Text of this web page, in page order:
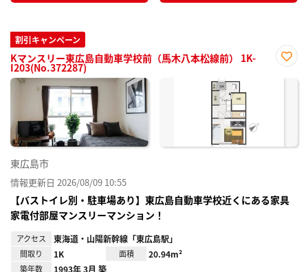
割引キャンペーン
Kマンスリー東広島自動車学校前（馬木八本松線前） 1K-
I203(No.372287)
に入
東広島市
情報更新日 2026/08/09 10:55
【バストイレ別・駐車場あり】東広島自動車学校近くにある家具
家電付部屋マンスリーマンション！
アクセス 東海道・山陽新幹線「東広島駅」
間取り 1K 面積 20.94m²
築年数 1993年 3月 築